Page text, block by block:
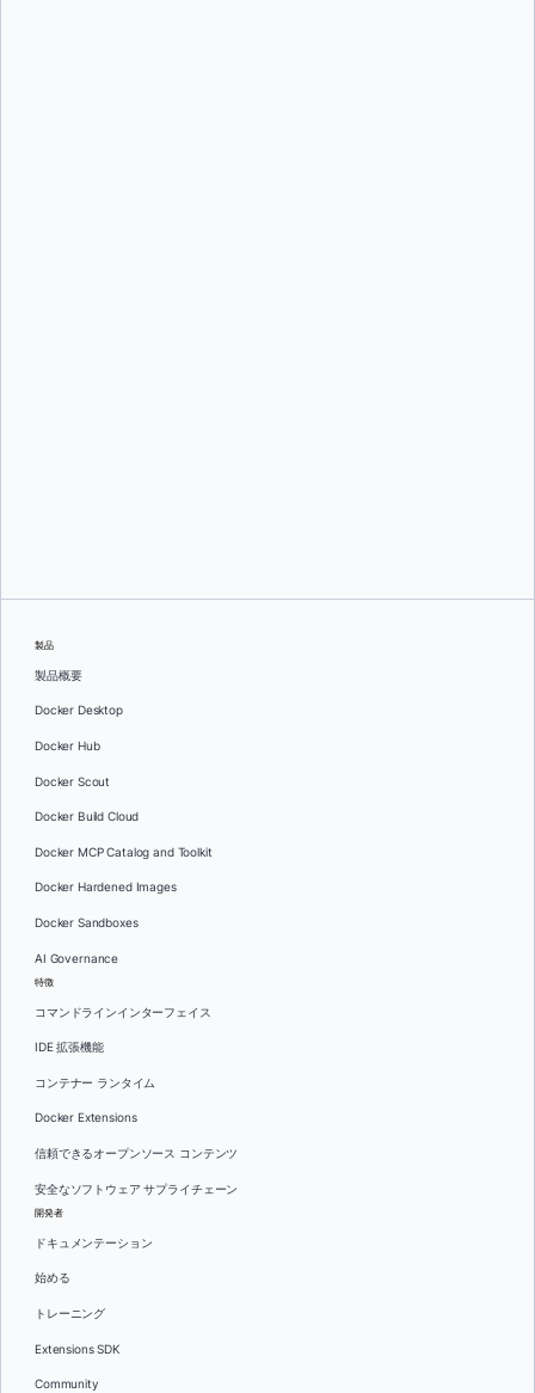
製品
製品概要
Docker Desktop
Docker Hub
Docker Scout
Docker Build Cloud
Docker MCP Catalog and Toolkit
Docker Hardened Images
Docker Sandboxes
AI Governance
特徴
コマンドラインインターフェイス
IDE 拡張機能
コンテナー ランタイム
Docker Extensions
信頼できるオープンソース コンテンツ
安全なソフトウェア サプライチェーン
開発者
ドキュメンテーション
始める
トレーニング
Extensions SDK
Community